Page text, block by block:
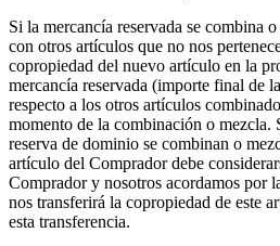
Si la mercancía reservada se combina
con otros artículos que no nos
copropiedad del nuevo artículo en la
mercancía reservada (importe final de
respecto a los otros artículos
momento de la combinación o mezcla.
reserva de dominio se combinan o
artículo del Comprador debe
Comprador y nosotros acordamos por
nos transferirá la copropiedad de este
esta transferencia.